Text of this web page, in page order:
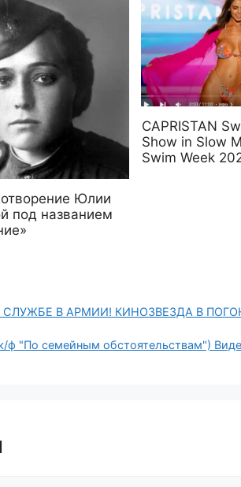
Юлии
под названием
CAPRISTAN
Show in Slow
Swim Week
В АРМИИ! КИНОЗВЕЗДА В
ф "По семейным обстоятельствам")